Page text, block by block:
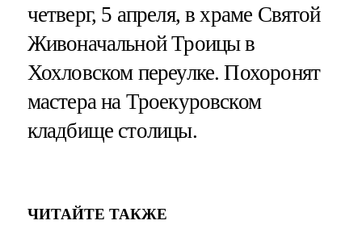
четверг, 5 апреля, в храме Святой
Живоначальной Троицы в
Хохловском переулке. Похоронят
мастера на Троекуровском
кладбище столицы.
ЧИТАЙТЕ ТАКЖЕ